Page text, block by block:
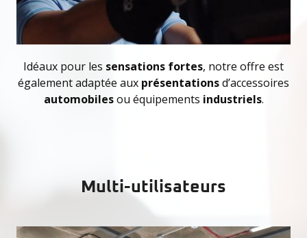
Idéaux pour les sensations fortes, notre offre est
également adaptée aux présentationsd’accessoires
automobilesou équipements industriels.
Multi-utilisateurs